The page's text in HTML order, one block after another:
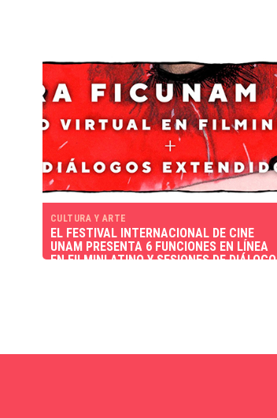
CULTURA Y ARTE
EL FESTIVAL INTERNACIONAL DE CINE
UNAM PRESENTA 6 FUNCIONES EN LÍNEA
EN FILMINLATINO Y SESIONES DE DIÁLOGO